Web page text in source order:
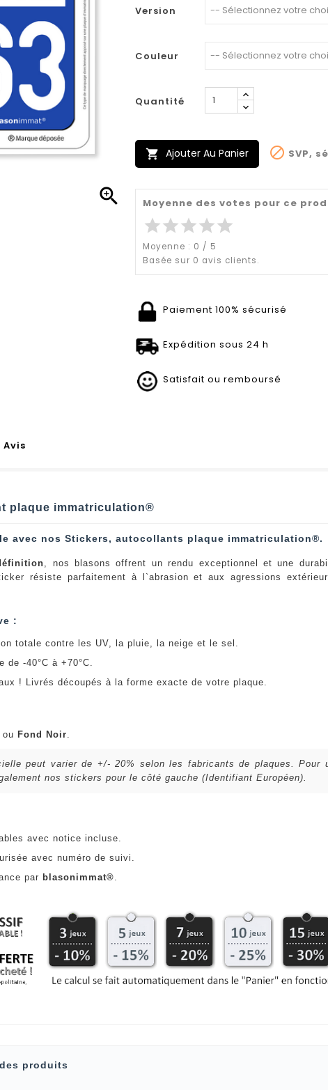

Version
Couleur
Quantité
 Ajouter Au Panier  SVP,
Moyenne des votes pour ce
starstarstarstarstar
Moyenne : 0 / 5
Basée sur 0 avis clients.
Paiement 100% sécurisé
Expédition sous 24 h
Satisfait ou remboursé
Avis
plaque immatriculation®
avec nos Stickers, autocollants plaque immatriculation®.
, nos blasons offrent un rendu exceptionnel et une
résiste parfaitement à l`abrasion et aux agressions
:
totale contre les UV, la pluie, la neige et le sel.
de -40°C à +70°C.
! Livrés découpés à la forme exacte de votre plaque.
ou Fond Noir
peut varier de +/- 20% selon les fabricants de plaques. Pour
nos stickers pour le côté gauche (Identifiant Européen).
avec notice incluse.
avec numéro de suivi.
par blasonimmat®
produits